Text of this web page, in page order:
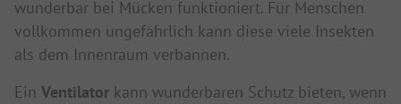
wunderbar bei Mücken funktioniert. Für Menschen
vollkommen ungefährlich kann diese viele Insekten
als dem Innenraum verbannen.
Ein Ventilator kann wunderbaren Schutz bieten, wenn